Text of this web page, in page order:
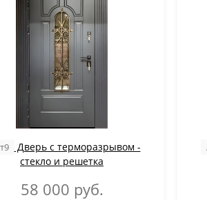
Дверь с терморазрывом -
стекло и решетка
58 000 руб.